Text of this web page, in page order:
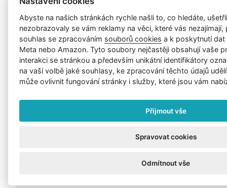
Abyste na našich stránkách rychle našli to, co hledáte,
nezobrazovaly se vám reklamy na věci, které vás
souhlas se zpracováním souborů cookies a k poskytnutí
Meta nebo Amazon. Tyto soubory nejčastěji obsahují vaše
interakci se stránkou a především unikátní identifikátory
na vaší volbě jaké souhlasy, ke zpracování těchto údajů
může ovlivnit fungování stránky i služby, které jsou vám
Přijmout vše
Spravovat cookies
Odmítnout vše